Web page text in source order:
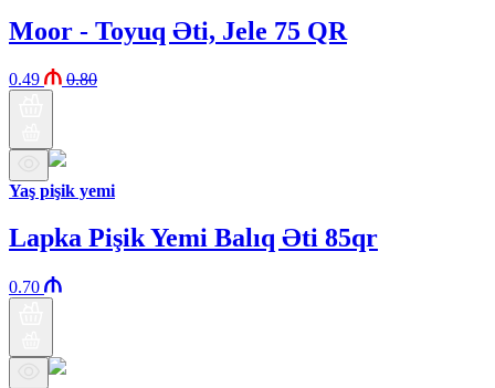
Moor - Toyuq Əti, Jele 75 QR
0.49 0.80
Yaş pişik yemi
Lapka Pişik Yemi Balıq Əti 85qr
0.70